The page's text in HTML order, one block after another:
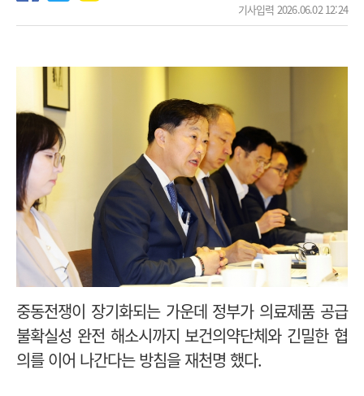
기사입력 2026.06.02 12:24
중동전쟁이 장기화되는 가운데 정부가 의료제품 공급
불확실성 완전 해소시까지 보건의약단체와 긴밀한 협
의를 이어 나간다는 방침을 재천명 했다.